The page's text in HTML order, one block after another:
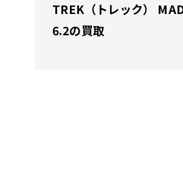
TREK（トレック）
6.2の買取